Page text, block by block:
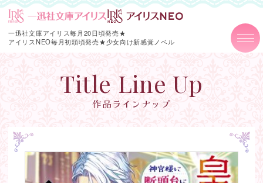
一迅社文庫アイリス毎月20日頃発売★
アイリスNEO毎月初頭頃発売★少女向け新感覚ノベル
Title Line Up
作品ラインナップ